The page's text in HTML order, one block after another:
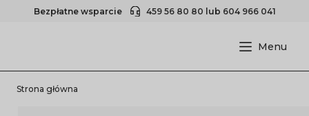
Bezpłatne wsparcie 459 56 80 80 lub 604 966 041
Strona główna